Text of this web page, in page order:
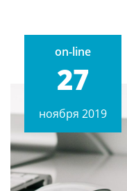
on-line
27
ноября 2019